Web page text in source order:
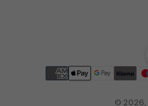
© 2026,